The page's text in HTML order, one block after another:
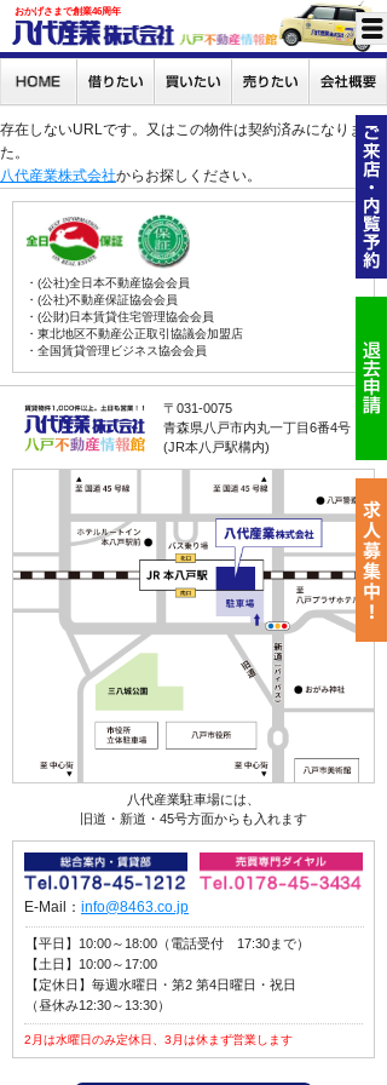
おかげさまで創業46周年
存在しないURLです。又はこの物件は契約済みになりまし
た。
八代産業株式会社からお探しください。
・(公社)全日本不動産協会会員
・(公社)不動産保証協会会員
・(公財)日本賃貸住宅管理協会会員
・東北地区不動産公正取引協議会加盟店
・全国賃貸管理ビジネス協会会員
〒031-0075
青森県八戸市内丸一丁目6番4号
(JR本八戸駅構内)
八代産業駐車場には、
旧道・新道・45号方面からも入れます
E-Mail： info@8463.co.jp
【平日】10:00～18:00（電話受付 17:30まで）
【土日】10:00～17:00
【定休日】毎週水曜日・第2 第4日曜日・祝日
（昼休み12:30～13:30）
2月は水曜日のみ定休日、3月は休まず営業します